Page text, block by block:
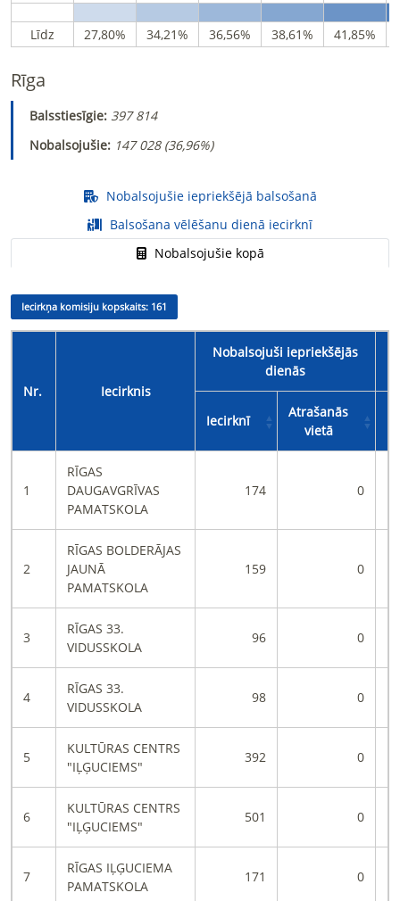
Līdz 27,80% 34,21% 36,56% 38,61% 41,85%
Rīga
Balsstiesīgie: 397 814
Nobalsojušie: 147 028 (36,96%)
Nobalsojušie iepriekšējā balsošanā
Balsošana vēlēšanu dienā iecirknī
Nobalsojušie kopā
Iecirkņa komisiju kopskaits: 161
Nr. Iecirknis
Nobalsojuši iepriekšējās
dienās
Iecirknī
Atrašanās
vietā
1
RĪGAS
DAUGAVGRĪVAS
PAMATSKOLA
174 0
2
RĪGAS BOLDERĀJAS
JAUNĀ
PAMATSKOLA
159 0
3
RĪGAS 33.
VIDUSSKOLA
96 0
4
RĪGAS 33.
VIDUSSKOLA
98 0
5
KULTŪRAS CENTRS
"IĻĢUCIEMS"
392 0
6
KULTŪRAS CENTRS
"IĻĢUCIEMS"
501 0
7
RĪGAS IĻĢUCIEMA
PAMATSKOLA
171 0